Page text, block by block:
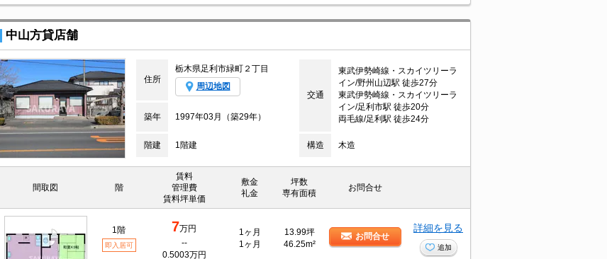
中山方貸店舗
住所
栃木県足利市緑町２丁目
周辺地図
交通
東武伊勢崎線・スカイツリーラ
イン/野州山辺駅 徒歩27分
東武伊勢崎線・スカイツリーラ
イン/足利市駅 徒歩20分
両毛線/足利駅 徒歩24分
築年 1997年03月（築29年）
階建 1階建 構造 木造
間取図 階
賃料
管理費
賃料坪単価
敷金
礼金
坪数
専有面積
お問合せ
1階
即入居可
7万円
--
0.5003万円
1ヶ月
1ヶ月
13.99坪
46.25m²
お問合せ
詳細を見る
追加